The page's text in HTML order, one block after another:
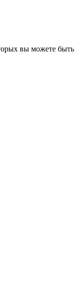
вы можете быть